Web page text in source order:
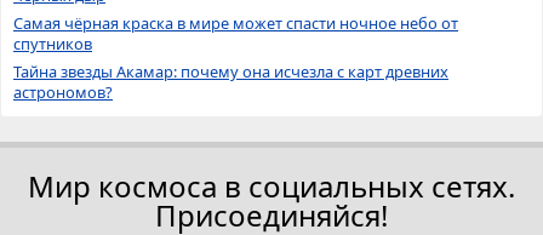
Самая чёрная краска в мире может спасти ночное небо от
спутников
Тайна звезды Акамар: почему она исчезла с карт древних
астрономов?
Мир космоса в социальных сетях.
Присоединяйся!